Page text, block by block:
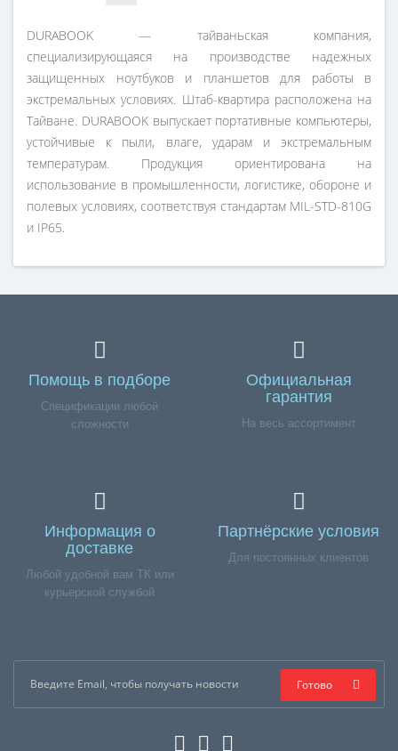
DURABOOK — тайваньская компания,
специализирующаяся на производстве надежных
защищенных ноутбуков и планшетов для работы в
экстремальных условиях. Штаб-квартира расположена на
Тайване. DURABOOK выпускает портативные компьютеры,
устойчивые к пыли, влаге, ударам и экстремальным
температурам. Продукция ориентирована на
использование в промышленности, логистике, обороне и
полевых условиях, соответствуя стандартам MIL-STD-810G
и IP65.
Помощь в подборе
Спецификации любой
сложности
Официальная
гарантия
На весь ассортимент
Информация о
доставке
Любой удобной вам ТК или
курьерской службой
Партнёрские условия
Для постоянных клиентов
Готово